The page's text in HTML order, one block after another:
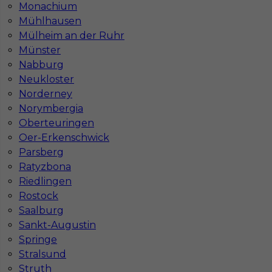
Monachium
Mühlhausen
Mülheim an der Ruhr
Münster
Nabburg
Neukloster
Norderney
Norymbergia
Oberteuringen
Oer-Erkenschwick
Parsberg
Ratyzbona
Riedlingen
Rostock
Saalburg
Sankt-Augustin
Springe
Stralsund
Struth
Mapa ofert pracy
Mapa kategorii
Informacje w sprawie pracy
Telefon:793-577-977
Dane firmy